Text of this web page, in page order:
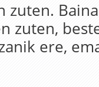
zuten.
zuten,
ere,